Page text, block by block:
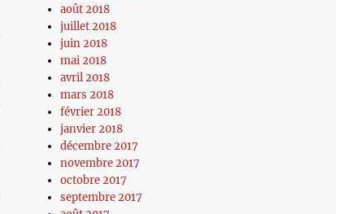
août 2018
juillet 2018
juin 2018
mai 2018
avril 2018
mars 2018
février 2018
janvier 2018
décembre 2017
novembre 2017
octobre 2017
septembre 2017